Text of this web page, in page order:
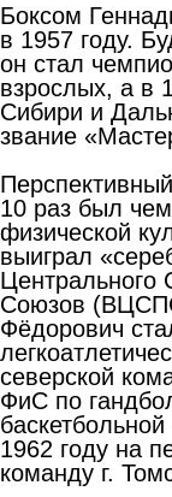
Боксом
в 1957 году.
он стал
взрослых, а в
Сибири и
звание
10 раз был
физической
выиграл
Центрального
Союзов
Фёдорович
северской
ФиС по
1962 году на
команду г.